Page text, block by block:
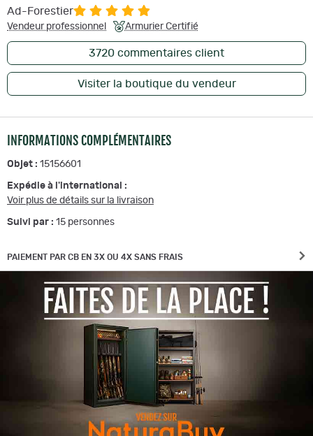
Ad-Forestier
Vendeur professionnel Armurier Certifié
3720 commentaires client
Visiter la boutique du vendeur
INFORMATIONS COMPLÉMENTAIRES
Objet : 15156601
Expédie à l'international :
Voir plus de détails sur la livraison
Suivi par : 15 personnes
PAIEMENT PAR CB EN 3X OU 4X SANS FRAIS